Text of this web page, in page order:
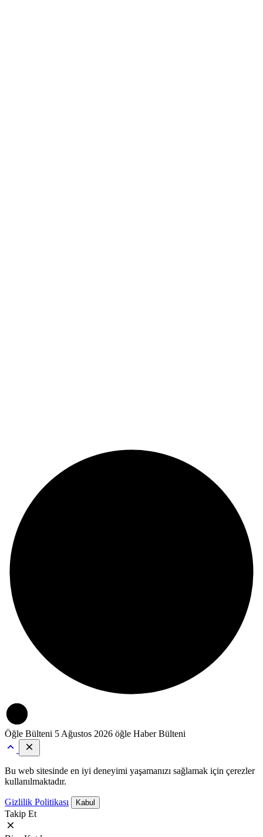
Öğle Bülteni 5 Ağustos 2026 öğle Haber Bülteni
Bu web sitesinde en iyi deneyimi yaşamanızı sağlamak için çerezler
kullanılmaktadır.
Gizlilik Politikası Kabul
Takip Et